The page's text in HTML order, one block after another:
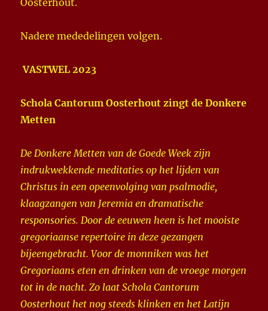
Oosterhout.
Nadere mededelingen volgen.
VASTWEL 2023
Schola Cantorum Oosterhout zingt de Donkere
Metten
De Donkere Metten van de Goede Week zijn
indrukwekkende meditaties op het lijden van
Christus in een opeenvolging van psalmodie,
klaagzangen van Jeremia en dramatische
responsories. Door de eeuwen heen is het mooiste
gregoriaanse repertoire in deze gezangen
bijeengebracht. Voor de monniken was het
Gregoriaans eten en drinken van de vroege morgen
tot in de nacht. Zo laat Schola Cantorum
Oosterhout het nog steeds klinken en het Latijn